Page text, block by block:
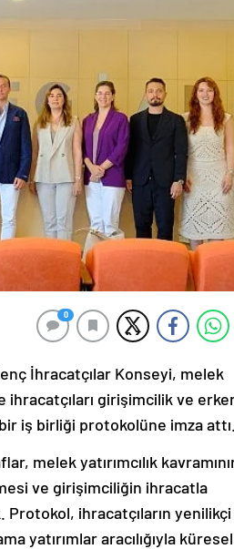
0
İhracatçılar Konseyi, melek
ihracatçıları girişimcilik ve
iş birliği protokolüne imza attı.
melek yatırımcılık
ve girişimciliğin ihracatla
ihracatçıların yenilikçi
yatırımlar aracılığıyla küresel